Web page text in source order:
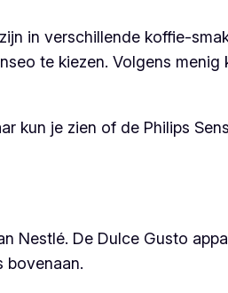
in verschillende koffie-
te kiezen. Volgens
kun je zien of de Philips
Nestlé. De Dulce Gusto
bovenaan.